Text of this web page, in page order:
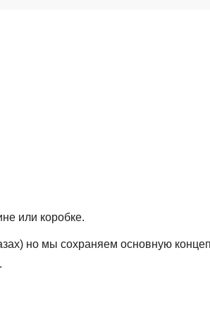
или коробке.
но мы сохраняем основную